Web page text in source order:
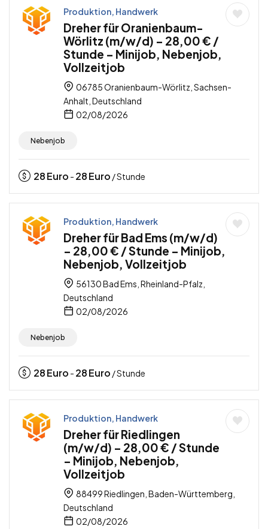
Produktion, Handwerk
Dreher für Oranienbaum-
Wörlitz (m/w/d) – 28,00 € /
Stunde – Minijob, Nebenjob,
Vollzeitjob
06785 Oranienbaum-Wörlitz, Sachsen-
Anhalt, Deutschland
02/08/2026
Nebenjob
28Euro - 28Euro / Stunde
Produktion, Handwerk
Dreher für Bad Ems (m/w/d)
– 28,00 € / Stunde – Minijob,
Nebenjob, Vollzeitjob
56130 Bad Ems, Rheinland-Pfalz,
Deutschland
02/08/2026
Nebenjob
28Euro - 28Euro / Stunde
Produktion, Handwerk
Dreher für Riedlingen
(m/w/d) – 28,00 € / Stunde
– Minijob, Nebenjob,
Vollzeitjob
88499 Riedlingen, Baden-Württemberg,
Deutschland
02/08/2026